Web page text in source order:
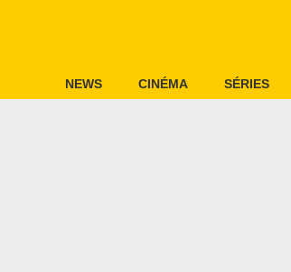
NEWS CINÉMA SÉRIES